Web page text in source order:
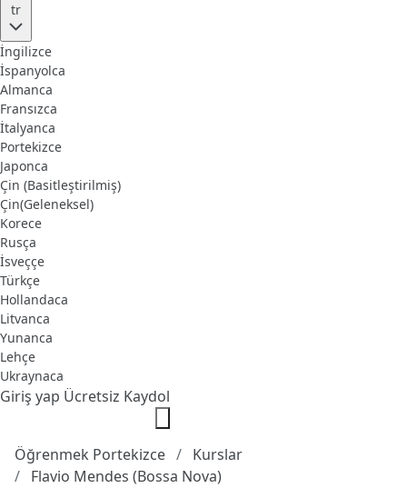
tr
İngilizce
İspanyolca
Almanca
Fransızca
İtalyanca
Portekizce
Japonca
Çin (Basitleştirilmiş)
Çin(Geleneksel)
Korece
Rusça
İsveççe
Türkçe
Hollandaca
Litvanca
Yunanca
Lehçe
Ukraynaca
Giriş yap Ücretsiz Kaydol
Öğrenmek Portekizce
Kurslar
Flavio Mendes (Bossa Nova)